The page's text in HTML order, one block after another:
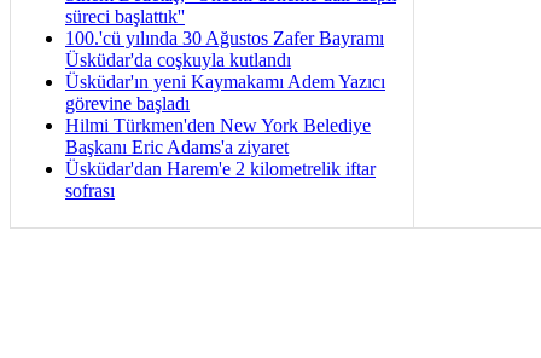
süreci başlattık''
100.'cü yılında 30 Ağustos Zafer Bayramı
Üsküdar'da coşkuyla kutlandı
Üsküdar'ın yeni Kaymakamı Adem Yazıcı
görevine başladı
Hilmi Türkmen'den New York Belediye
Başkanı Eric Adams'a ziyaret
Üsküdar'dan Harem'e 2 kilometrelik iftar
sofrası